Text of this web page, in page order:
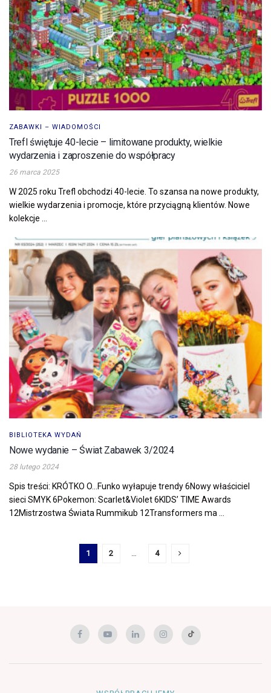
ZABAWKI – WIADOMOŚCI
Trefl świętuje 40-lecie – limitowane produkty, wielkie
wydarzenia i zaproszenie do współpracy
26 marca 2025
W 2025 roku Trefl obchodzi 40-lecie. To szansa na nowe produkty,
wielkie wydarzenia i promocje, które przyciągną klientów. Nowe
kolekcje ...
BIBLIOTEKA WYDAŃ
Nowe wydanie – Świat Zabawek 3/2024
28 lutego 2024
Spis treści: KRÓTKO O…Funko wyłapuje trendy 6Nowy właściciel
sieci SMYK 6Pokemon: Scarlet&Violet 6KIDS’ TIME Awards
12Mistrzostwa Świata Rummikub 12Transformers ma ...
1 2 4